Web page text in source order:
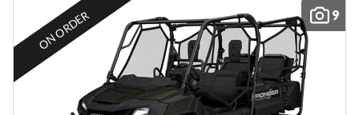
9
ON ORDER